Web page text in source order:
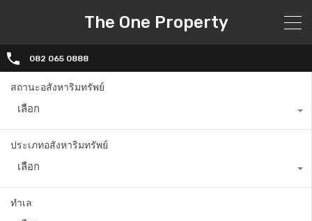
The One Property
082 065 0888
สถานะอสังหาริมทรัพย์
เลือก
ประเภทอสังหาริมทรัพย์
เลือก
ทำเล